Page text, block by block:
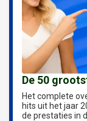
De 50
Het complete
hits uit het jaar
de prestaties in